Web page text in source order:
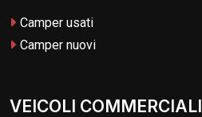
Camper usati
Camper nuovi
VEICOLI COMMERCIALI